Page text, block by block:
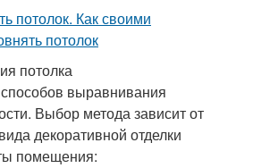
потолка
выравнивания
Выбор метода зависит от
декоративной отделки
помещения: